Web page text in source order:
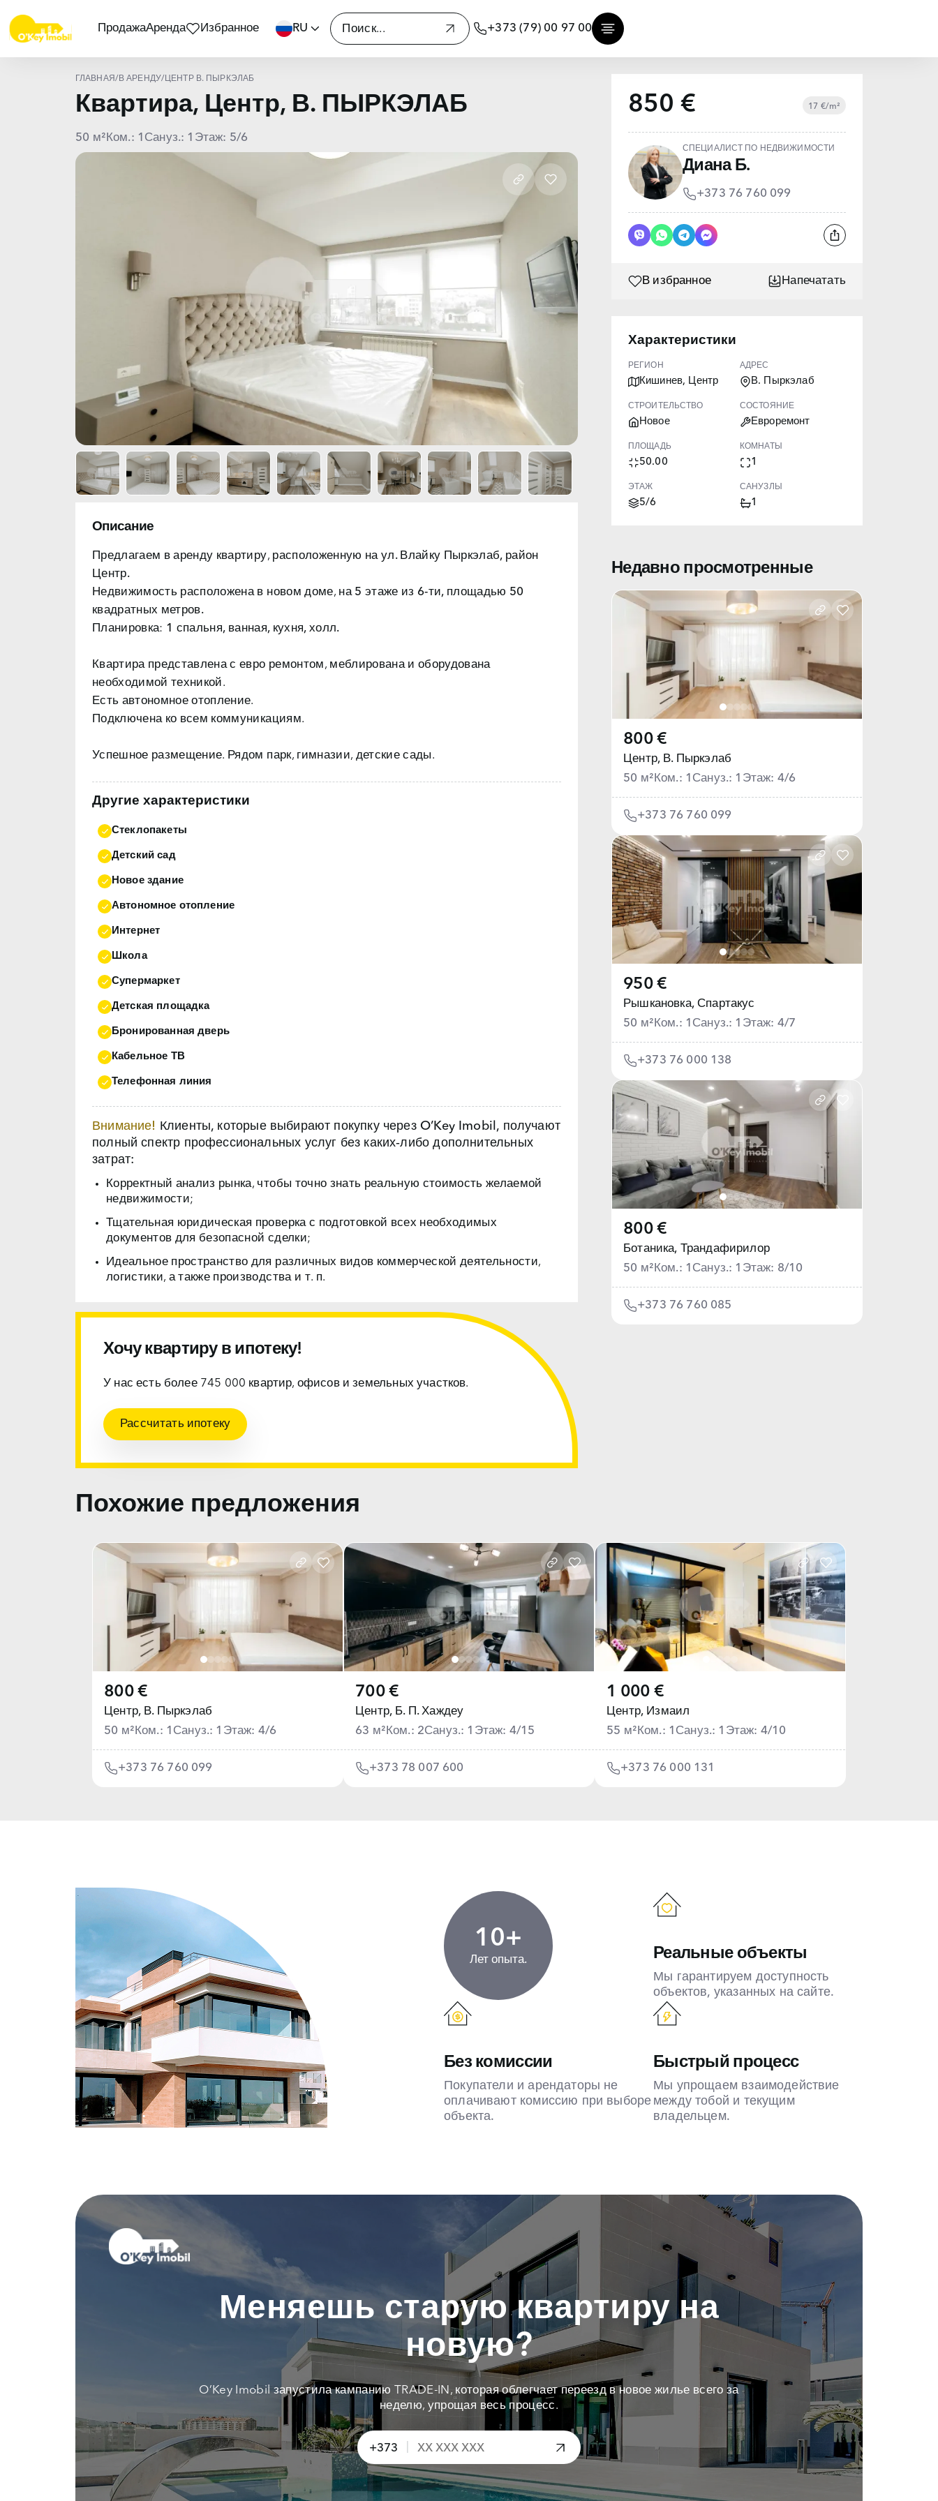
ПродажаАренда Избранное RU +373 (79) 00 97 00
ГЛАВНАЯ/ В АРЕНДУ/ ЦЕНТР В. ПЫРКЭЛАБ
Квартира, Центр, В. ПЫРКЭЛАБ
50 м² Ком.: 1 Сануз.: 1 Этаж: 5/6
Описание
Предлагаем в аренду квартиру, расположенную на ул. Влайку Пыркэлаб, район
Центр.
Недвижимость расположена в новом доме, на 5 этаже из 6-ти, площадью 50
квадратных метров.
Планировка: 1 спальня, ванная, кухня, холл.
Квартира представлена ​​с евро ремонтом, меблирована и оборудована
необходимой техникой.
Есть автономное отопление.
Подключена ко всем коммуникациям.
Другие характеристики
Стеклопакеты
Детский сад
Новое здание
Автономное отопление
Интернет
Школа
Супермаркет
Детская площадка
Бронированная дверь
Кабельное ТВ
Телефонная линия
Внимание!
Клиенты, которые выбирают покупку через O’Key Imobil, получают
полный спектр профессиональных услуг без каких‑либо дополнительных
затрат:
Корректный анализ рынка, чтобы точно знать реальную стоимость желаемой
недвижимости;
Тщательная юридическая проверка с подготовкой всех необходимых
документов для безопасной сделки;
Идеальное пространство для различных видов коммерческой деятельности,
логистики, а также производства и т. п.
Хочу квартиру в ипотеку!
У нас есть более 745 000 квартир, офисов и земельных участков.
Рассчитать ипотеку
850 € 17 €/m²
СПЕЦИАЛИСТ ПО НЕДВИЖИМОСТИ
Диана Б.
+373 76 760 099
В избранное Напечатать
Характеристики
РЕГИОН
Кишинев, Центр
АДРЕС
В. Пыркэлаб
СТРОИТЕЛЬСТВО
Новое
СОСТОЯНИЕ
Евроремонт
ПЛОЩАДЬ
50.00
КОМНАТЫ
1
ЭТАЖ
5/6
САНУЗЛЫ
1
Недавно просмотренные
800 €
Центр, В. Пыркэлаб
50 м² Ком.: 1 Сануз.: 1 Этаж: 4/6
+373 76 760 099
950 €
Рышкановка,Спартакус
50 м² Ком.: 1 Сануз.: 1 Этаж: 4/7
+373 76 000 138
800 €
Ботаника, Трандафирилор
50 м² Ком.: 1 Сануз.: 1 Этаж: 8/10
+373 76 760 085
Похожие предложения
800 €
Центр, В. Пыркэлаб
50 м² Ком.: 1 Сануз.: 1 Этаж: 4/6
+373 76 760 099
700 €
Центр, Б. П. Хаждеу
63 м² Ком.: 2Сануз.: 1 Этаж: 4/15
+373 78 007 600
1 000 €
Центр, Измаил
55 м² Ком.: 1 Сануз.: 1 Этаж: 4/10
+373 76 000 131
10+
Лет опыта. Реальные объекты
Мы гарантируем доступность
объектов, указанных на сайте.
Без комиссии
Покупатели и арендаторы не
оплачивают комиссию при выборе
объекта.
Быстрый процесс
Мы упрощаем взаимодействие
между тобой и текущим
владельцем.
Меняешь старую квартиру на
новую?
O’Key Imobil запустила кампанию TRADE-IN, которая облегчает переезд в новое жилье всего за
неделю, упрощая весь процесс.
+373